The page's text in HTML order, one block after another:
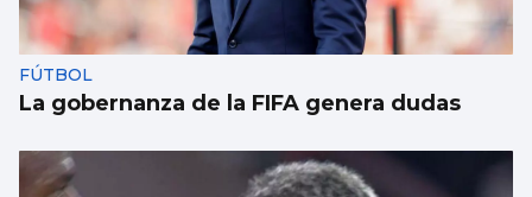
FÚTBOL
La gobernanza de la FIFA genera dudas